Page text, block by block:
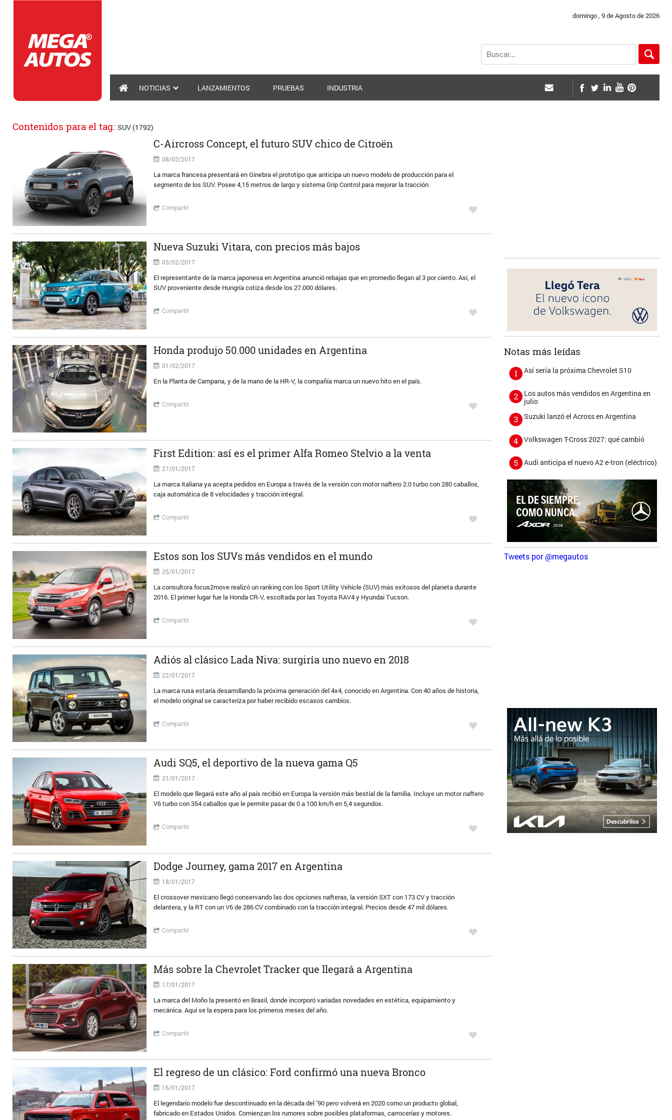
domingo , 9 de Agosto de 2026
NOTICIAS LANZAMIENTOS PRUEBAS INDUSTRIA
Contenidos para el tag: SUV (1792)
C-Aircross Concept, el futuro SUV chico de Citroën
08/02/2017
La marca francesa presentará en Ginebra el prototipo que anticipa un nuevo modelo de producción para el
segmento de los SUV. Posee 4,15 metros de largo y sistema Grip Control para mejorar la tracción.
Compartir
Nueva Suzuki Vitara, con precios más bajos
03/02/2017
El representante de la marca japonesa en Argentina anunció rebajas que en promedio llegan al 3 por ciento. Así, el
SUV proveniente desde Hungría cotiza desde los 27.000 dólares.
Compartir
Honda produjo 50.000 unidades en Argentina
01/02/2017
En la Planta de Campana, y de la mano de la HR-V, la compañía marca un nuevo hito en el país.
Compartir
First Edition: así es el primer Alfa Romeo Stelvio a la venta
27/01/2017
La marca italiana ya acepta pedidos en Europa a través de la versión con motor naftero 2.0 turbo con 280 caballos,
caja automática de 8 velocidades y tracción integral.
Compartir
Estos son los SUVs más vendidos en el mundo
25/01/2017
La consultora focus2move realizó un ranking con los Sport Utility Vehicle (SUV) más exitosos del planeta durante
2016. El primer lugar fue la Honda CR-V, escoltada por las Toyota RAV4 y Hyundai Tucson.
Compartir
Adiós al clásico Lada Niva: surgiría uno nuevo en 2018
22/01/2017
La marca rusa estaría desarrollando la próxima generación del 4x4, conocido en Argentina. Con 40 años de historia,
el modelo original se caracteriza por haber recibido escasos cambios.
Compartir
Audi SQ5, el deportivo de la nueva gama Q5
21/01/2017
El modelo que llegará este año al país recibió en Europa la versión más bestial de la familia. Incluye un motor naftero
V6 turbo con 354 caballos que le permite pasar de 0 a 100 km/h en 5,4 segundos.
Compartir
Dodge Journey, gama 2017 en Argentina
18/01/2017
El crossover mexicano llegó conservando las dos opciones nafteras, la versión SXT con 173 CV y tracción
delantera, y la RT con un V6 de 286 CV combinado con la tracción integral. Precios desde 47 mil dólares.
Compartir
Más sobre la Chevrolet Tracker que llegará a Argentina
17/01/2017
La marca del Moño la presentó en Brasil, donde incorporó variadas novedades en estética, equipamiento y
mecánica. Aquí se la espera para los primeros meses del año.
Compartir
El regreso de un clásico: Ford confirmó una nueva Bronco
16/01/2017
El legendario modelo fue descontinuado en la década del ’90 pero volverá en 2020 como un producto global,
fabricado en Estados Unidos. Comienzan los rumores sobre posibles plataformas, carrocerías y motores.
Notas más leídas
Así sería la próxima Chevrolet S10
Los autos más vendidos en Argentina en
julio
Suzuki lanzó el Across en Argentina
Volkswagen T-Cross 2027: qué cambió
Audi anticipa el nuevo A2 e-tron (eléctrico)
Tweets por @megautos